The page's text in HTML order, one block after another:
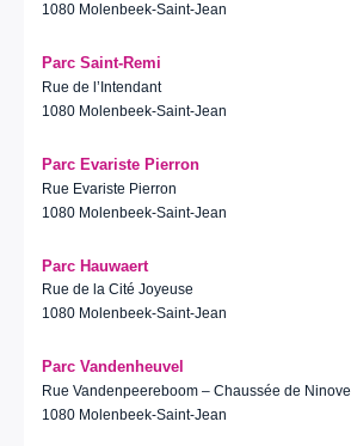
1080 Molenbeek-Saint-Jean
Parc Saint-Remi
Rue de l’Intendant
1080 Molenbeek-Saint-Jean
Parc Evariste Pierron
Rue Evariste Pierron
1080 Molenbeek-Saint-Jean
Parc Hauwaert
Rue de la Cité Joyeuse
1080 Molenbeek-Saint-Jean
Parc Vandenheuvel
Rue Vandenpeereboom – Chaussée de Ninove
1080 Molenbeek-Saint-Jean